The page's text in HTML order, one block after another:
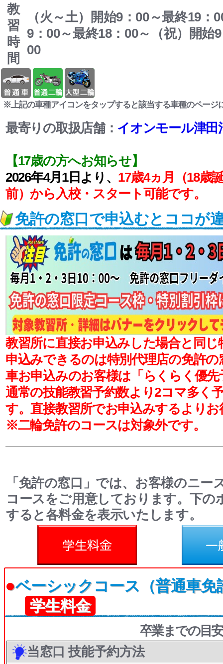
教
習
時
間
（火～土）開始9：00～最終19：
9：00～最終18：00～（祝）開始
00
※上記の車種アイコンをタップすると該当する車種のページ
最寄りの取扱店舗： イオンモール津田
【17歳の方へお知らせ】
2026年4月1日より、 17歳4ヵ月（18歳
前）から入校・スタート可能です。
免許の窓口で申込むとココが
教習所に直接お申込みした場合と同
申込みできるのは特別代理店の免許の
車お申込みのお客様は「らくらく優
通常の技能教習予約数より2コマ多く
す。直接教習所でお申込みするよりお
※二輪免許のコースは対象外です。
「免許の窓口」では、お客様のニー
コースをご用意しております。下の
すると各料金を表示いたします。
●ベーシックコース（普通車免
学生料金
卒業までの目
当窓口 技能予約方法